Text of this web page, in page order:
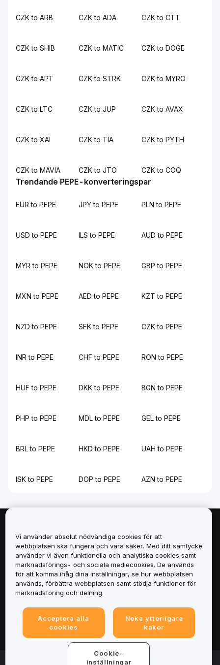
CZK to ARB CZK to ADA CZK to CTT
CZK to SHIB CZK to MATIC CZK to DOGE
CZK to APT CZK to STRK CZK to MYRO
CZK to LTC CZK to JUP CZK to AVAX
CZK to XAI CZK to TIA CZK to PYTH
CZK to MAVIA CZK to JTO CZK to COQ
Trendande PEPE-konverteringspar
EUR to PEPE JPY to PEPE PLN to PEPE
USD to PEPE ILS to PEPE AUD to PEPE
MYR to PEPE NOK to PEPE GBP to PEPE
MXN to PEPE AED to PEPE KZT to PEPE
NZD to PEPE SEK to PEPE CZK to PEPE
INR to PEPE CHF to PEPE RON to PEPE
HUF to PEPE DKK to PEPE BGN to PEPE
PHP to PEPE MDL to PEPE GEL to PEPE
BRL to PEPE HKD to PEPE UAH to PEPE
ISK to PEPE DOP to PEPE AZN to PEPE
Tjänster
Support
© 2025-2026 Bybit.eu. Alla rättigheter förbehålls.
Vi använder absolut nödvändiga cookies för att
webbplatsen ska fungera och vara säker. Med ditt samtycke
använder vi även funktionella och analytiska cookies samt
marknadsförings- och sociala mediecookies. De används
för att komma ihåg dina inställningar, se hur webbplatsen
används, förbättra webbplatsen samt stödja funktioner för
marknadsföring och delning.
Acceptera alla
cookies
Neka ytterligare
kakor
Cookie-
inställningar